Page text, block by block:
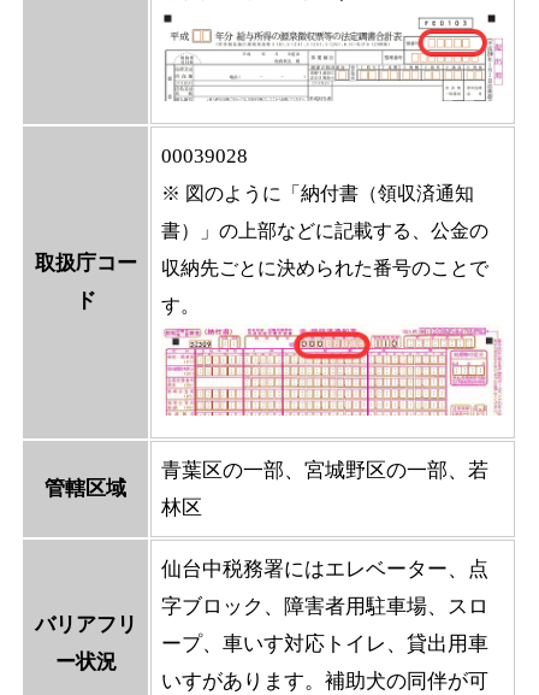
取扱庁コー
ド
00039028
※ 図のように「納付書（領収済通知
書）」の上部などに記載する、公金の
収納先ごとに決められた番号のことで
す。
管轄区域
青葉区の一部、宮城野区の一部、若
林区
バリアフリ
ー状況
仙台中税務署にはエレベーター、点
字ブロック、障害者用駐車場、スロ
ープ、車いす対応トイレ、貸出用車
いすがあります。補助犬の同伴が可